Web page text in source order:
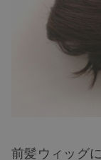
前髪ウィッグ